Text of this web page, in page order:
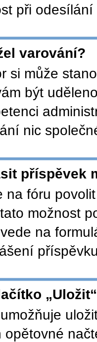
při
varování?
si může
být
nic
příspěvek
na fóru
možnost
na
opětovné